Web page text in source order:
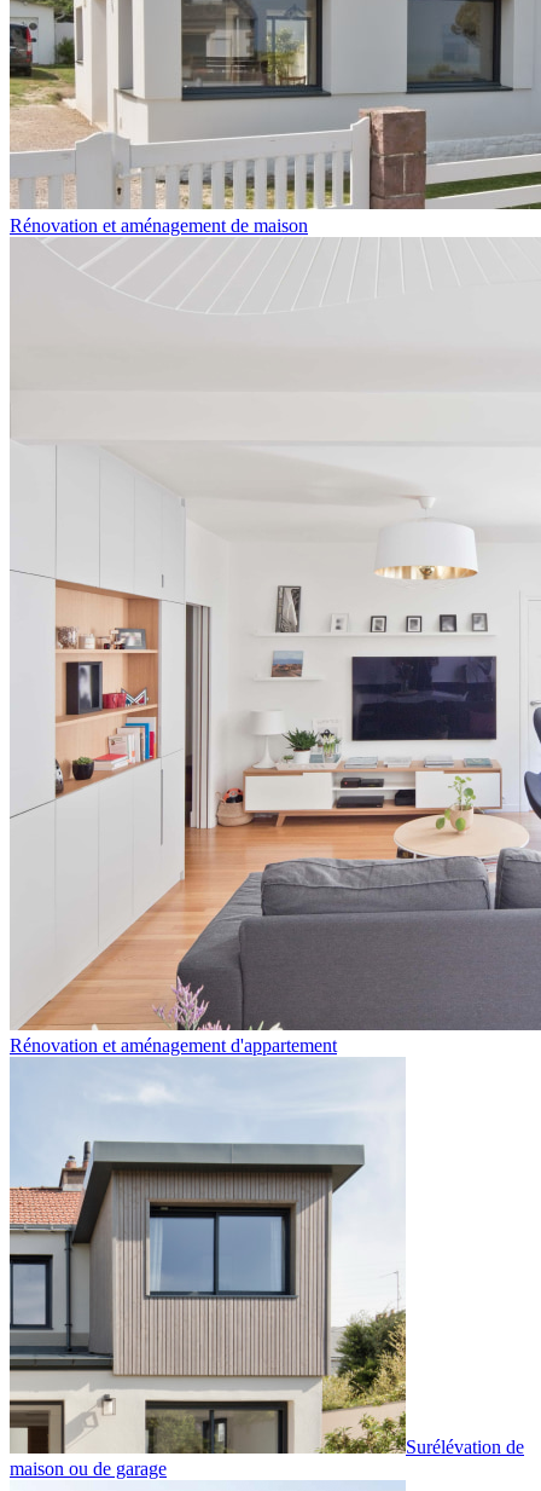
Rénovation et aménagement de maison
Rénovation et aménagement d'appartement
Surélévation de
maison ou de garage